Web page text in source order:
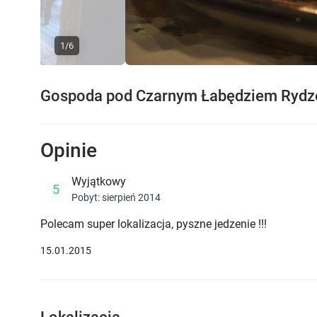
Previous
1/6
Gospoda pod Czarnym Łabędziem
Opinie
5 Wyjątkowy
Pobyt: sierpień 2014
Polecam super lokalizacja, pyszne jedzenie !!!
15.01.2015